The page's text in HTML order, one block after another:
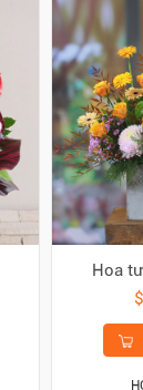
Hoa